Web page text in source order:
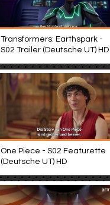
Transformers: Earthspark -
S02 Trailer (Deutsche UT) HD
One Piece - S02 Featurette
(Deutsche UT) HD